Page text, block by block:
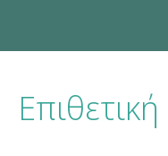
Επιθετική